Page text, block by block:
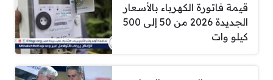
قيمة فاتورة الكهرباء بالأسعار
الجديدة 2026 من 50 إلى 500
كيلو وات